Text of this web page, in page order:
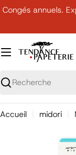
Passer
contenu
Congés annuels.
Recherche
Accueil midori